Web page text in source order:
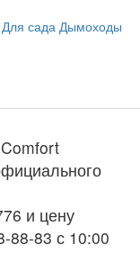
Для сада Дымоходы
и цену
88-83 с 10:00